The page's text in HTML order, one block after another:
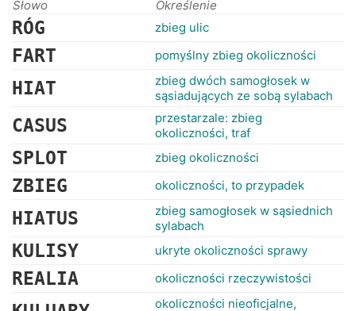
Słowo Określenie
RÓG zbieg ulic
FART pomyślny zbieg okoliczności
HIAT
zbieg dwóch samogłosek w
sąsiadujących ze sobą sylabach
CASUS
przestarzale: zbieg
okoliczności, traf
SPLOT zbieg okoliczności
ZBIEG okoliczności, to przypadek
HIATUS
zbieg samogłosek w sąsiednich
sylabach
KULISY ukryte okoliczności sprawy
REALIA okoliczności rzeczywistości
okoliczności nieoficjalne,